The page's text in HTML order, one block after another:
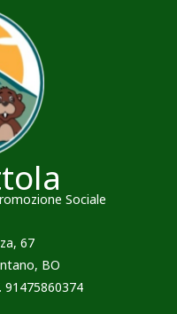
Sociale
67
BO
91475860374